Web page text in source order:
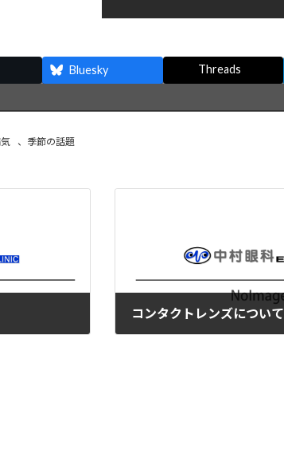
Bluesky Threads
、 季節の話題
コンタクトレンズについて